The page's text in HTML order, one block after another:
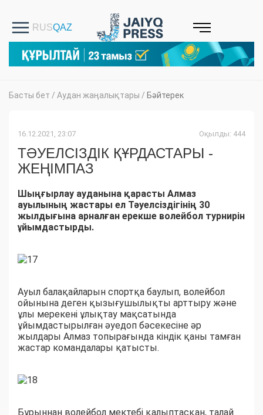
Басты бет / Аудан жаңалықтары / Бәйтерек
16.12.2021, 23:07 Оқылды: 444
ТӘУЕЛСІЗДІК ҚҰРДАСТАРЫ -
ЖЕҢІМПАЗ
Шыңғырлау ауданына қарасты Алмаз
ауылының жастары ел Тәуелсіздігінің 30
жылдығына арналған ерекше волейбол турнирін
ұйымдастырды.
Ауыл балақайларын спортқа баулып, волейбол
ойынына деген қызығушылықты арттыру және
ұлы мерекені ұлықтау мақсатында
ұйымдастырылған әуедоп бәсекесіне әр
жылдары Алмаз топырағында кіндік қаны тамған
жастар командалары қатысты.
Бұрыннан волейбол мектебі қалыптасқан, талай